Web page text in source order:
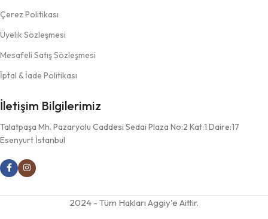
Çerez Politikası
Üyelik Sözleşmesi
Mesafeli Satış Sözleşmesi
İptal & İade Politikası
İletişim Bilgilerimiz
Talatpaşa Mh. Pazaryolu Caddesi Sedai Plaza No:2 Kat:1 Daire:17
Esenyurt İstanbul
2024 - Tüm Hakları Aggiy'e Aittir.